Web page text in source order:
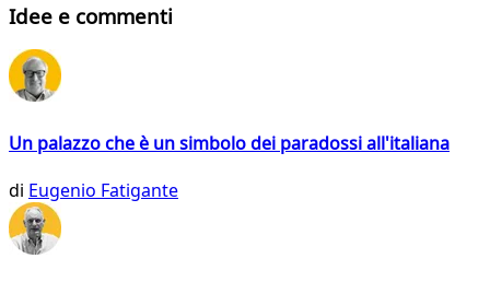
Idee e commenti
Un palazzo che è un simbolo dei paradossi all'italiana
di Eugenio Fatigante